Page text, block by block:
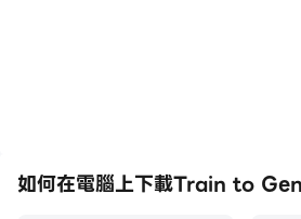
如何在電腦上下載Train to